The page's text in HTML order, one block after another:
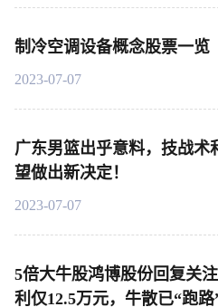
制冷空调设备概念股票一览
2023-07-07
广东男篮出乎意料，技战术
望做出新决定！
2023-07-07
5倍大牛股鸿博股份回复关
利仅12.5万元，牛散已“跑路